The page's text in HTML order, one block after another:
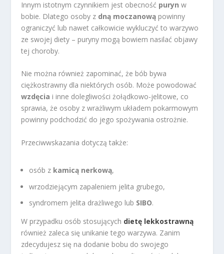
Innym istotnym czynnikiem jest obecność puryn w
bobie. Dlatego osoby z dną moczanową powinny
ograniczyć lub nawet całkowicie wykluczyć to warzywo
ze swojej diety – puryny mogą bowiem nasilać objawy
tej choroby.
Nie można również zapominać, że bób bywa
ciężkostrawny dla niektórych osób. Może powodować
wzdęcia i inne dolegliwości żołądkowo-jelitowe, co
sprawia, że osoby z wrażliwym układem pokarmowym
powinny podchodzić do jego spożywania ostrożnie.
Przeciwwskazania dotyczą także:
osób z kamicą nerkową,
wrzodziejącym zapaleniem jelita grubego,
syndromem jelita drażliwego lub SIBO.
W przypadku osób stosujących dietę lekkostrawną
również zaleca się unikanie tego warzywa. Zanim
zdecydujesz się na dodanie bobu do swojego